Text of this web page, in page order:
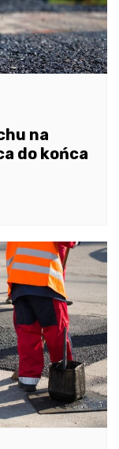
na
do końca